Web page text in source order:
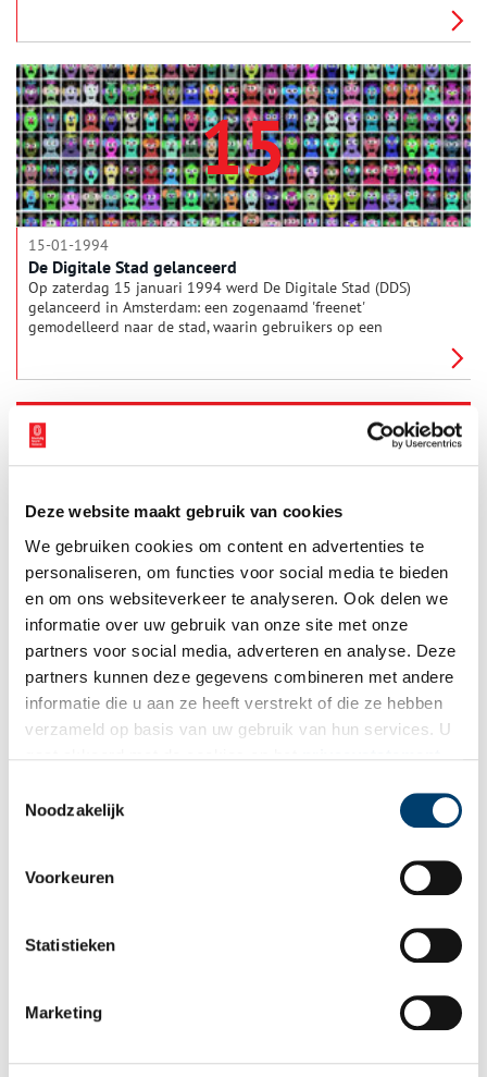
Deze website maakt gebruik van cookies
We gebruiken cookies om content en advertenties te
personaliseren, om functies voor social media te bieden
en om ons websiteverkeer te analyseren. Ook delen we
informatie over uw gebruik van onze site met onze
partners voor social media, adverteren en analyse. Deze
partners kunnen deze gegevens combineren met andere
informatie die u aan ze heeft verstrekt of die ze hebben
verzameld op basis van uw gebruik van hun services. U
Noodzakelijk
Voorkeuren
Statistieken
Marketing
rampenplan was er niet. Pas na twee weken konden de
Tuindorpers weer naar huis.
15
15-01-1994
De Digitale Stad gelanceerd
Op zaterdag 15 januari 1994 werd De Digitale Stad (DDS)
gelanceerd in Amsterdam: een zogenaamd 'freenet'
gemodelleerd naar de stad, waarin gebruikers op een
gemeenschap met meer dan tienduizend gebruikers.
16
16-01
We hebben nog geen gebeurtenis op deze dag geregistreerd.
Heb je een tip? Mail de redactie!
De dag dat De Denker werd geroofd
Op 17 januari 2007 bood de beeldentuin van het Singer
waaronder het beroemde beeld De Denker van Rodin, waren
geroofd. Heel kunstliefhebbend Nederland leefde mee met het